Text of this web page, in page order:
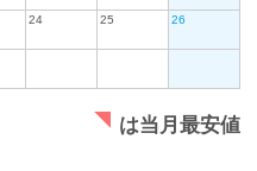
24 25 26
は当月最安値